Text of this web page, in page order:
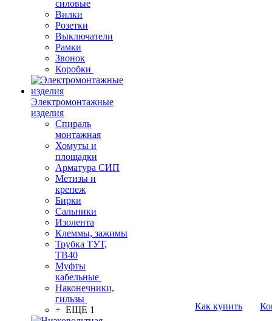
силовые
Вилки
Розетки
Выключатели
Рамки
Звонок
Коробки
Электромонтажные
изделия
Спираль
монтажная
Хомуты и
площадки
Арматура СИП
Метизы и
крепеж
Бирки
Сальники
Изолента
Клеммы, зажимы
Трубка ТУТ,
ТВ40
Муфты
кабельные
Наконечники,
гильзы
+ ЕЩЕ 1
Как купить